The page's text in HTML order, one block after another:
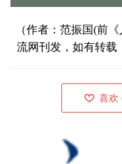
（作者：范振国(前
流网刊发，如有转载
喜欢